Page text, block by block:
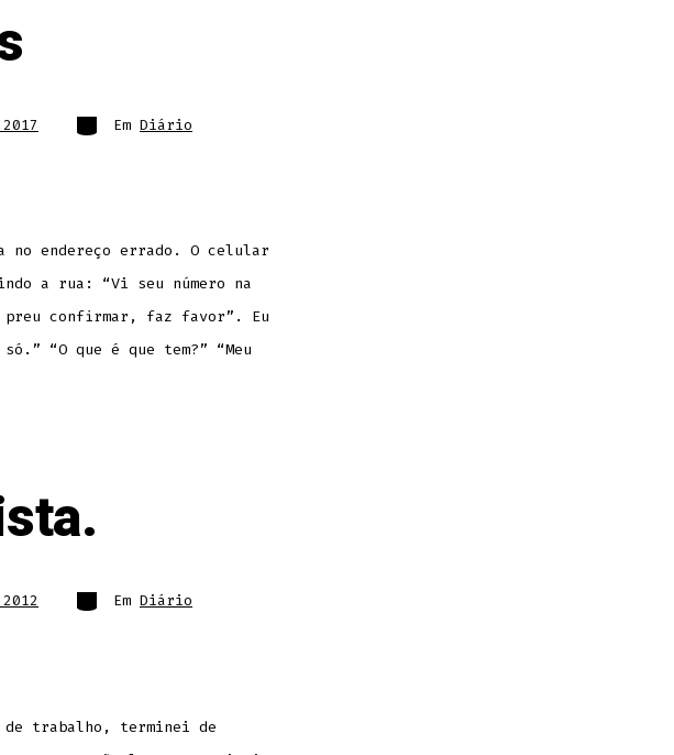
Categorias
Em Diário
no endereço errado. O celular
a rua: “Vi seu número na
preu confirmar, faz favor”. Eu
“O que é que tem?” “Meu
Categorias
Em Diário
de trabalho, terminei de